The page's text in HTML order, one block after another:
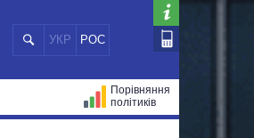
УКР РОС
Порівняння
політиків